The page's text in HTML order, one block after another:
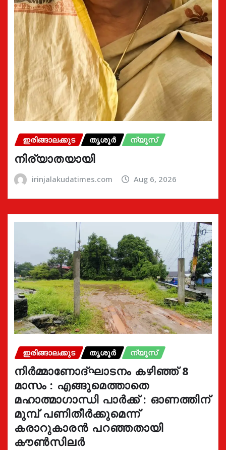
ഇരിങ്ങാലക്കുട തൃശൂർ ന്യൂസ്
നിര്യാതയായി
irinjalakudatimes.com Aug 6, 2026
ഇരിങ്ങാലക്കുട തൃശൂർ ന്യൂസ്
നിർമ്മാണോദ്ഘാടനം കഴിഞ്ഞ് 8
മാസം : എങ്ങുമെത്താതെ
മഹാത്മാഗാന്ധി പാർക്ക് : ഓണത്തിന്
മുമ്പ് പണിതീർക്കുമെന്ന്
കരാറുകാരൻ പറഞ്ഞതായി
കൗൺസിലർ